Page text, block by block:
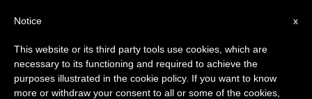
×
Aviso importante
Del 27 de julio al 7 de agosto haremos la pausa
anual, aprovechando que en el periodo de verano
x
Notice
This website or its third party tools use cookies, which are
necessary to its functioning and required to achieve the
purposes illustrated in the cookie policy. If you want to know
more or withdraw your consent to all or some of the cookies,